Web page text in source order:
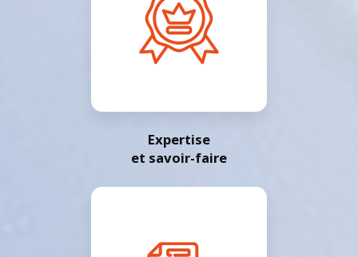
Expertise
et savoir-faire